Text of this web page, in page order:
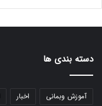
دسته بندی ها
آموزش وبمانی اخبار